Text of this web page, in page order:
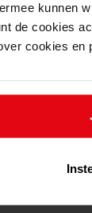
kunnen
de cookies
cookies
1929,